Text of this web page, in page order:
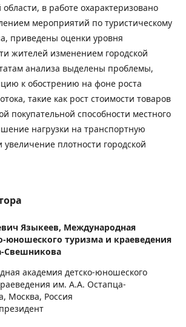
в работе охарактеризовано
мероприятий по туристическому
приведены оценки уровня
жителей изменением городской
анализа выделены проблемы,
к обострению на фоне роста
такие как рост стоимости товаров
покупательной способности местного
нагрузки на транспортную
увеличение плотности городской
Языкеев, Международная
юношеского туризма и краеведения
Свешникова
академия детско-юношеского
им. А.А. Остапца-
Москва, Россия